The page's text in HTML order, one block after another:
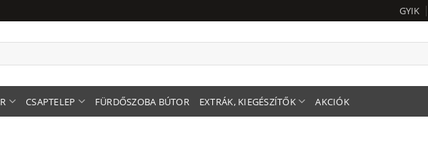
GYIK
CSAPTELEP FÜRDŐSZOBA BÚTOR EXTRÁK, KIEGÉSZÍTŐK AKCIÓK